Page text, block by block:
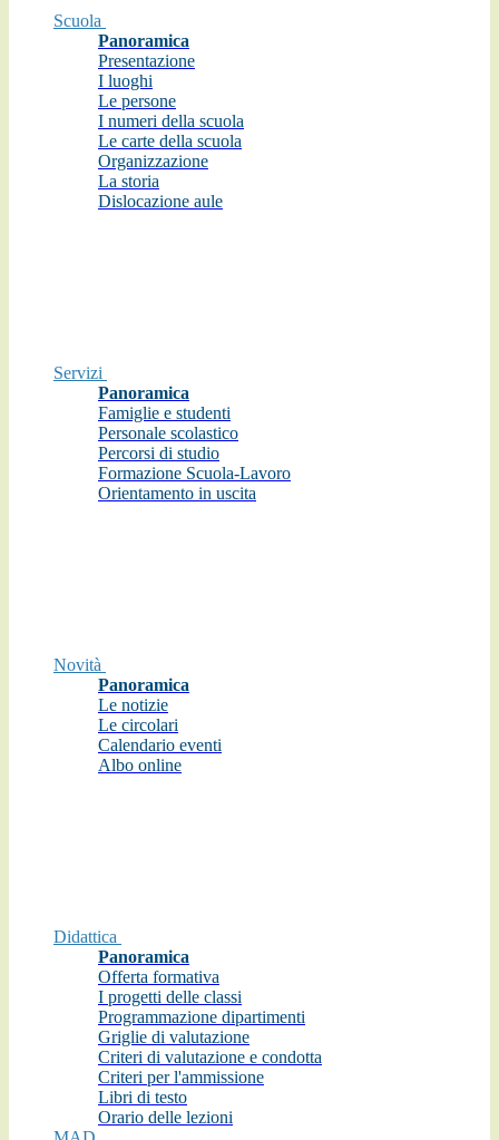
Scuola
Panoramica
Presentazione
I luoghi
Le persone
I numeri della scuola
Le carte della scuola
Organizzazione
La storia
Dislocazione aule
Servizi
Panoramica
Famiglie e studenti
Personale scolastico
Percorsi di studio
Formazione Scuola-Lavoro
Orientamento in uscita
Novità
Panoramica
Le notizie
Le circolari
Calendario eventi
Albo online
Didattica
Panoramica
Offerta formativa
I progetti delle classi
Programmazione dipartimenti
Griglie di valutazione
Criteri di valutazione e condotta
Criteri per l'ammissione
Libri di testo
Orario delle lezioni